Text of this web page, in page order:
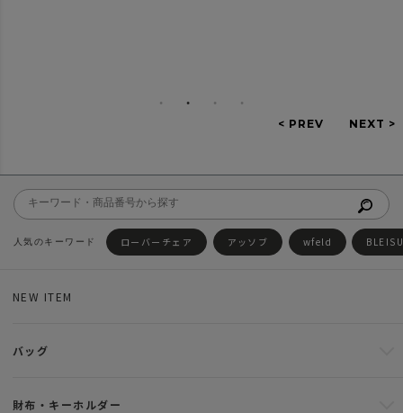
ローバーチェア アッソブ wfeld
NEW ITEM
バッグ
財布・キーホルダー